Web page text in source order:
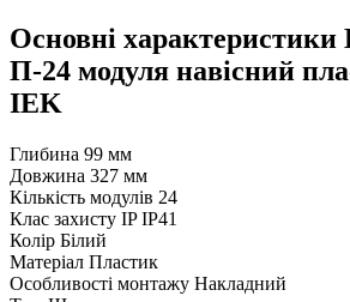
Основні
П-24 модуля навісний
IEK
Глибина 99 мм
Довжина 327 мм
Кількість модулів 24
Клас захисту IP IP41
Колір Білий
Матеріал Пластик
Особливості монтажу Накладний